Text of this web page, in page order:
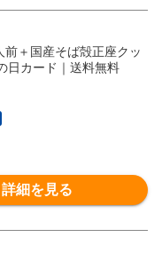
前＋国産そば殻正座クッ
日カード｜送料無料
詳細を見る